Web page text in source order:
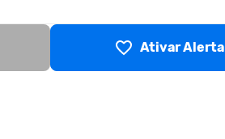
Ativar Alerta